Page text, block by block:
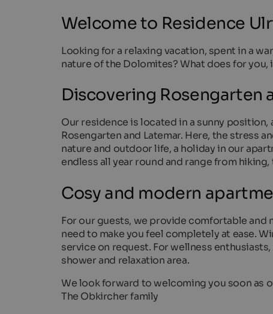
Welcome to Residence
Looking for a relaxing vacation, spent in a
nature of the Dolomites? What does for you,
Discovering Rosengarten
Our residence is located in a sunny
Rosengarten and Latemar. Here, the stress
nature and outdoor life, a holiday in our
endless all year round and range from
Cosy and modern
For our guests, we provide comfortable
need to make you feel completely at ease.
service on request. For wellness
shower and relaxation area.
We look forward to welcoming you soon as
The Obkircher family